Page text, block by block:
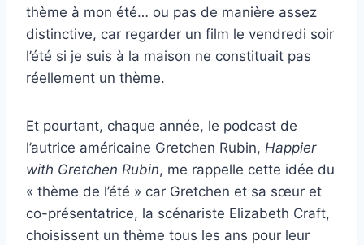
thème à mon été… ou pas de manière assez
distinctive, car regarder un film le vendredi soir
l’été si je suis à la maison ne constituait pas
réellement un thème.
Et pourtant, chaque année, le podcast de
l’autrice américaine Gretchen Rubin, Happier
with Gretchen Rubin, me rappelle cette idée du
« thème de l’été » car Gretchen et sa sœur et
co-présentatrice, la scénariste Elizabeth Craft,
choisissent un thème tous les ans pour leur